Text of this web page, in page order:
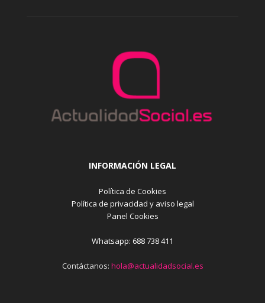
INFORMACIÓN LEGAL
Política de Cookies
Política de privacidad y aviso legal
Panel Cookies
Whatsapp: 688 738 411
Contáctanos: hola@actualidadsocial.es